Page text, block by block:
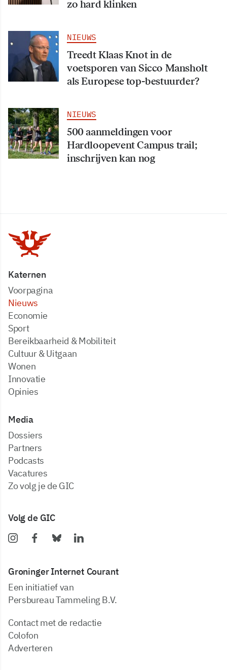
zo hard klinken
NIEUWS
Treedt Klaas Knot in de
voetsporen van Sicco Mansholt
als Europese top-bestuurder?
NIEUWS
500 aanmeldingen voor
Hardloopevent Campus trail;
inschrijven kan nog
Katernen
Voorpagina
Nieuws
Economie
Sport
Bereikbaarheid & Mobiliteit
Cultuur & Uitgaan
Wonen
Innovatie
Opinies
Media
dossiers
partners
podcasts
vacatures
zo volg je de GIC
Volg de GIC
Groninger Internet Courant
Een initiatief van
Persbureau Tammeling B.V.
Contact met de redactie
Colofon
Adverteren